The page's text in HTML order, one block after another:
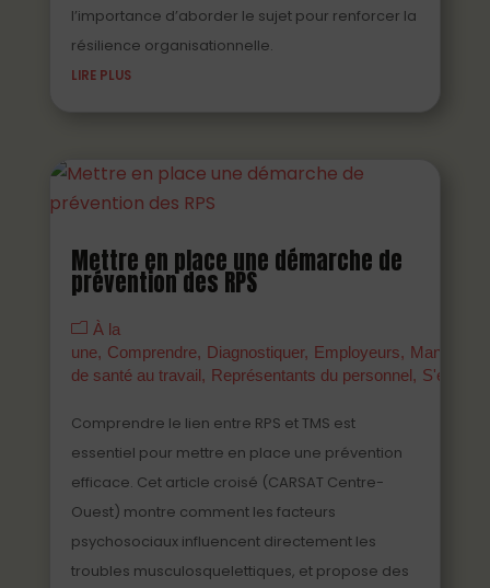
l’importance d’aborder le sujet pour renforcer la
résilience organisationnelle.
LIRE PLUS
Mettre en place une démarche de
prévention des RPS
À la
une
Comprendre Diagnostiquer Employeurs
Managers
de santé au travail
Représentants du personnel
Comprendre le lien entre RPS et TMS est
essentiel pour mettre en place une prévention
efficace. Cet article croisé (CARSAT Centre-
Ouest) montre comment les facteurs
psychosociaux influencent directement les
troubles musculosquelettiques, et propose des